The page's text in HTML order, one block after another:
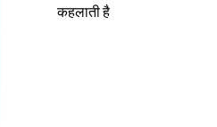
कहलाती है